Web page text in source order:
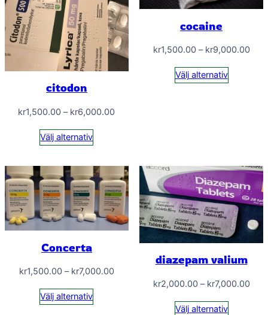
citodon
kr1,500.00 – kr6,000.00Prisintervall:
Välj alternativ
cocaine
kr1,500.00 – kr9,000.00
Välj alternativ
Concerta
kr1,500.00 – kr7,000.00Prisintervall:
kr1,500.00
Välj alternativ
diazepam valium
kr2,000.00 – kr7,000.00
Välj alternativ